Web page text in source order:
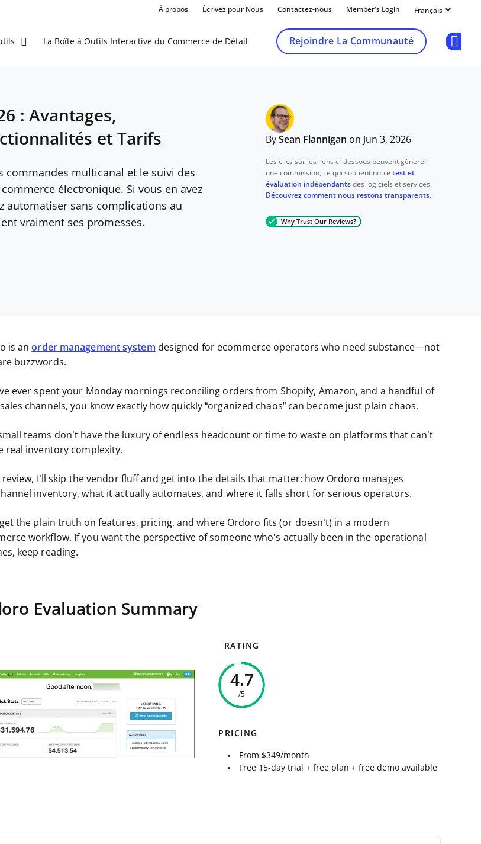
À propos Écrivez pour Nous Contactez-nous Member's Login
La Boîte à Outils Interactive du Commerce de Détail Rejoindre La Communauté
: Avantages,
et Tarifs
commandes multicanal et le suivi des
électronique. Si vous en avez
automatiser sans complications au
vraiment ses promesses.
By Sean Flannigan on Jun 3, 2026
Les clics sur les liens ci-dessous peuvent générer
une commission, ce qui soutient notre test et
évaluation indépendants des logiciels et services.
Découvrez comment nous restons transparents.
Why Trust Our Reviews?
is anorder management system designed for ecommerce operators who need substance—not
buzzwords.
ever spent your Monday mornings reconciling orders from Shopify, Amazon, and a handful of
channels, you know exactly how quickly “organized chaos” can become just plain chaos.
teams don’t have the luxury of endless headcount or time to waste on platforms that can’t
real inventory complexity.
review, I’ll skip the vendor fluff and get into the details that matter: how Ordoro manages
inventory, what it actually automates, and where it falls short for serious operators.
get the plain truth on features, pricing, and where Ordoro fits (or doesn’t) in a modern
workflow. If you want the perspective of someone who’s actually been in the operational
keep reading.
Evaluation Summary
RATING
4.7
/5
PRICING
From $349/month
Free 15-day trial + free plan + free demo available